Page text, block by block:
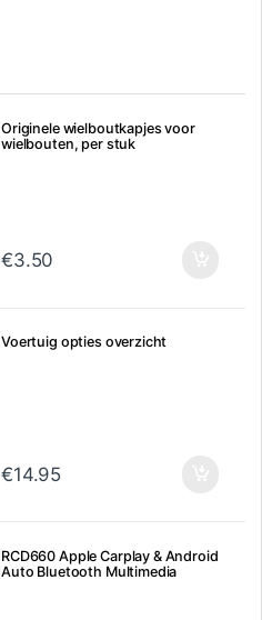
Originele wielboutkapjes voor
wielbouten, per stuk
€3.50
Voertuig opties overzicht
€14.95
RCD660 Apple Carplay & Android
Auto Bluetooth Multimedia